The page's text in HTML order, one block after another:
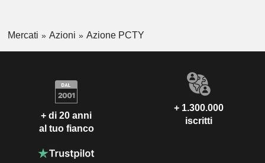
Mercati Azioni Azione PCTY
+ di 20 anni
al tuo fianco
+ 1.300.000
iscritti